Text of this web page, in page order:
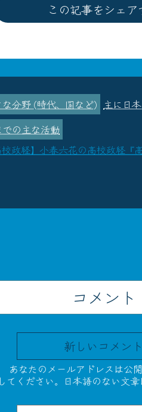
この記事をシェア
主に日
政経】小春六花の高校政経『
コメント
新しいコメン
あなたのメールアドレスは公
てください。日本語のない文